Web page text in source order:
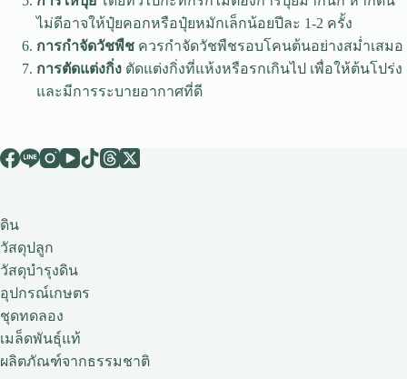
ไม่ดีอาจให้ปุ๋ยคอกหรือปุ๋ยหมักเล็กน้อยปีละ 1-2 ครั้ง
การกำจัดวัชพืช ควรกำจัดวัชพืชรอบโคนต้นอย่างสม่ำเสมอ
การตัดแต่งกิ่ง ตัดแต่งกิ่งที่แห้งหรือรกเกินไป เพื่อให้ต้นโปร่ง
และมีการระบายอากาศที่ดี
ดิน
วัสดุปลูก
วัสดุบำรุงดิน
อุปกรณ์เกษตร
ชุดทดลอง
เมล็ดพันธุ์แท้
ผลิตภัณฑ์จากธรรมชาติ